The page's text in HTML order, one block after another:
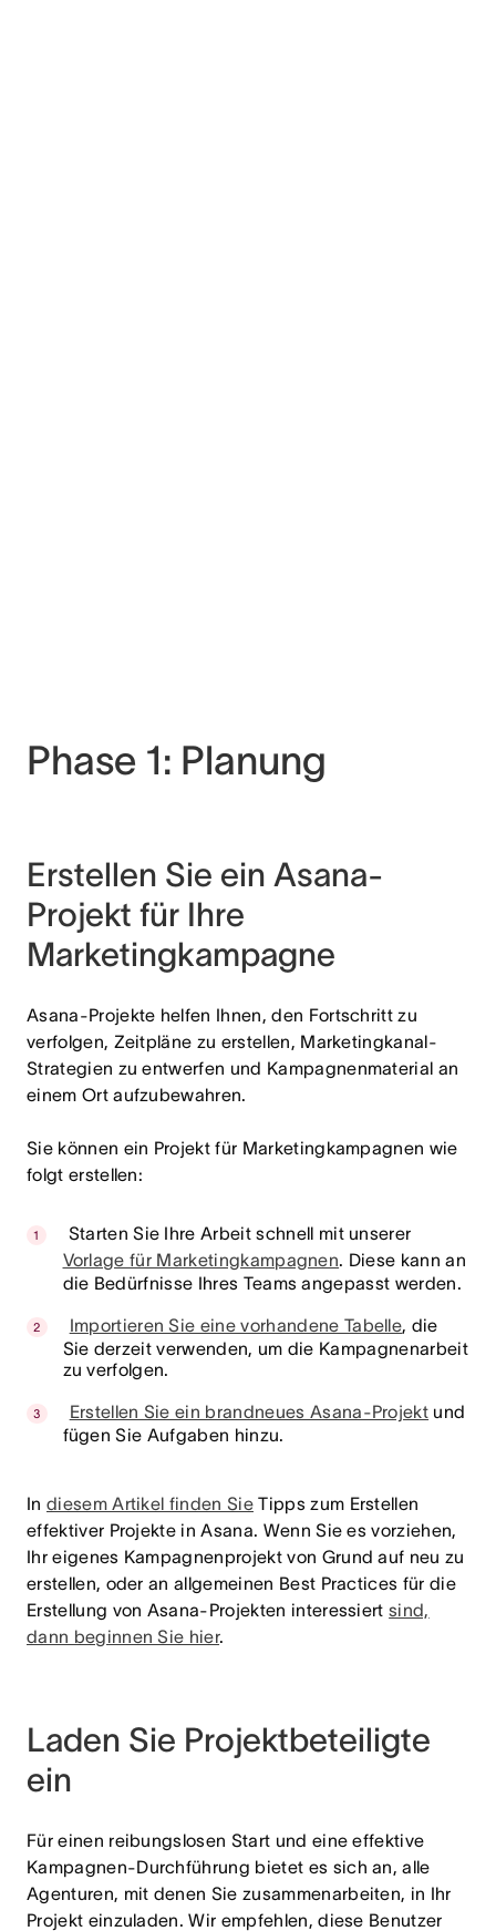
Phase 1: Planung
Erstellen Sie ein Asana-
Projekt für Ihre
Marketingkampagne
Asana-Projekte helfen Ihnen, den Fortschritt zu
verfolgen, Zeitpläne zu erstellen, Marketingkanal-
Strategien zu entwerfen und Kampagnenmaterial an
einem Ort aufzubewahren.
Sie können ein Projekt für Marketingkampagnen wie
folgt erstellen:
Starten Sie Ihre Arbeit schnell mit unserer
Vorlage für Marketingkampagnen. Diese kann an
die Bedürfnisse Ihres Teams angepasst werden.
Importieren Sie eine vorhandene Tabelle, die
Sie derzeit verwenden, um die Kampagnenarbeit
zu verfolgen.
Erstellen Sie ein brandneues Asana-Projekt und
fügen Sie Aufgaben hinzu.
In diesem Artikel finden SieTipps zum Erstellen
effektiver Projekte in Asana. Wenn Sie es vorziehen,
Ihr eigenes Kampagnenprojekt von Grund auf neu zu
erstellen, oder an allgemeinen Best Practices für die
Erstellung von Asana-Projekten interessiertsind,
dann beginnen Sie hier.
Laden Sie Projektbeteiligte
ein
Für einen reibungslosen Start und eine effektive
Kampagnen-Durchführung bietet es sich an, alle
Agenturen, mit denen Sie zusammenarbeiten, in Ihr
Projekt einzuladen. Wir empfehlen, diese Benutzer